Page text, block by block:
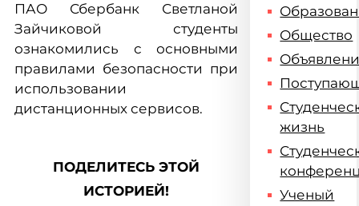
ПАО Сбербанк Светланой
Зайчиковой студенты
ознакомились с основными
правилами безопасности при
использовании
дистанционных сервисов.
ПОДЕЛИТЕСЬ ЭТОЙ
ИСТОРИЕЙ!
Общество
жизнь
Ученый